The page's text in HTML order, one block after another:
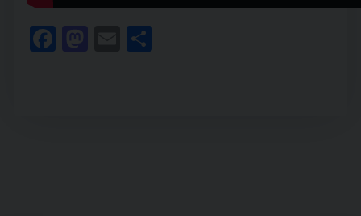
Facebook
Mastodon
Email